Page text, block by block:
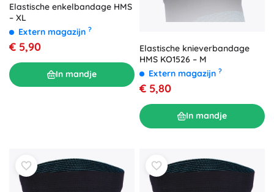
Elastische enkelbandage HMS
– XL
Extern magazijn ?
€ 5,90
In mandje
Elastische knieverbandage
HMS KO1526 – M
Extern magazijn ?
€ 5,80
In mandje